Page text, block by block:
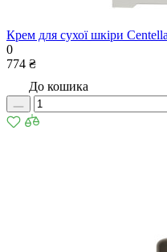
Крем для сухої шкіри
0
774 ₴
До кошика